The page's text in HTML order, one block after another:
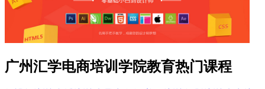
广州汇学电商培训学院教育热门课程